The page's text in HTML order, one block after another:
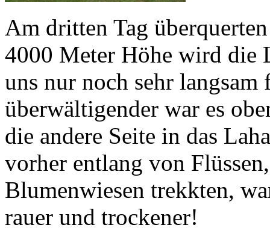
Am dritten Tag
4000 Meter Höhe wird die
uns nur noch sehr langsam
überwältigender war es
die andere Seite in das
vorher entlang von
Blumenwiesen trekkten,
rauer und trockener!